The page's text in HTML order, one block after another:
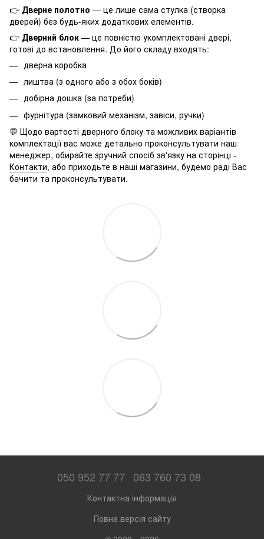
👉 Дверне полотно — це лише сама стулка (створка
дверей) без будь-яких додаткових елементів.
👉 Дверний блок — це повністю укомплектовані двері,
готові до встановлення. До його складу входять:
дверна коробка
лиштва (з одного або з обох боків)
добірна дошка (за потреби)
фурнітура (замковий механізм, завіси, ручки)
💬 Щодо вартості дверного блоку та можливих варіантів
комплектації вас може детально проконсультувати наш
менеджер, обирайте зручний спосіб зв'язку на сторінці -
Контакти, або приходьте в наші магазини, будемо раді Вас
бачити та проконсультувати.
050 952 77 77 063 760 73 08
Контактна інформація
Повна версія сайту